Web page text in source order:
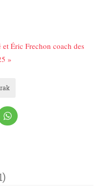
et Éric Frechon coach des
»